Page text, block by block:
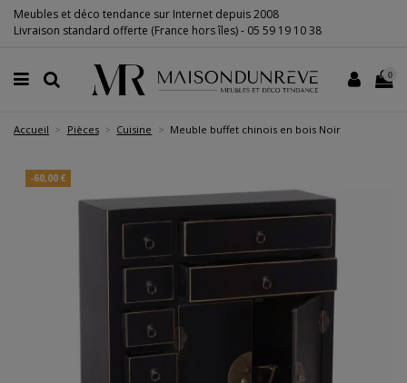
Meubles et déco tendance sur Internet depuis 2008
Livraison standard offerte (France hors îles) - 05 59 19 10 38
0
Accueil Pièces Cuisine Meuble buffet chinois en bois Noir
-60,00 €